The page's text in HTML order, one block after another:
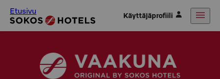
Etusivu Käyttäjäprofiili